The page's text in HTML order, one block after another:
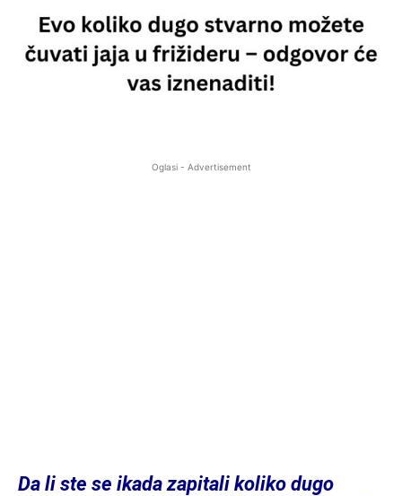
Oglasi - Advertisement
Da li ste se ikada zapitali koliko dugo